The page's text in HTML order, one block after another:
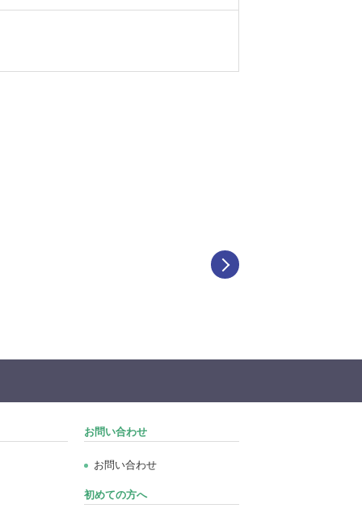
お問い合わせ
お問い合わせ
初めての方へ